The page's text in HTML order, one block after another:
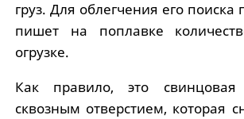
груз. Для облегчения его поиска
пишет на поплавке
огрузке.
Как правило, это
сквозным отверстием, которая